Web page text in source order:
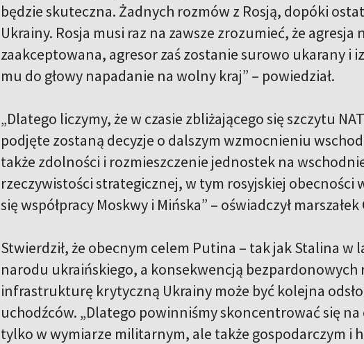
będzie skuteczna. Żadnych rozmów z Rosją, dopóki
Ukrainy. Rosja musi raz na zawsze zrozumieć, że
zaakceptowana, agresor zaś zostanie surowo ukarany i
mu do głowy napadanie na wolny kraj” – powiedział.
„Dlatego liczymy, że w czasie zbliżającego się szczytu
podjęte zostaną decyzje o dalszym wzmocnieniu
także zdolności i rozmieszczenie jednostek na
rzeczywistości strategicznej, w tym rosyjskiej obecności
się współpracy Moskwy i Mińska” – oświadczył
Stwierdził, że obecnym celem Putina – tak jak Stalina w
narodu ukraińskiego, a konsekwencją
infrastrukturę krytyczną Ukrainy może być kolejna
uchodźców. „Dlatego powinniśmy skoncentrować się
tylko w wymiarze militarnym, ale także gospodarczym i